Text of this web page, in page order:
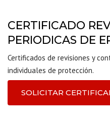
CERTIFICADO
PERIODICAS DE
Certificados de revisiones y
individuales de protección.
SOLICITAR